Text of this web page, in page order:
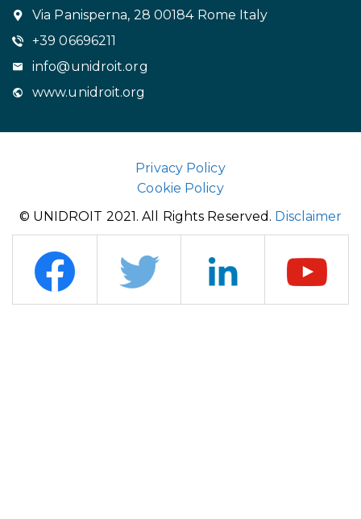
Via Panisperna, 28 00184 Rome Italy
+39 06696211
info@unidroit.org
www.unidroit.org
Privacy Policy
Cookie Policy
© UNIDROIT 2021. All Rights Reserved. Disclaimer